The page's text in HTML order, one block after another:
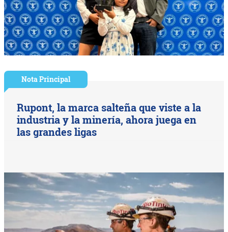
Nota Principal
Rupont, la marca salteña que viste a la
industria y la minería, ahora juega en
las grandes ligas